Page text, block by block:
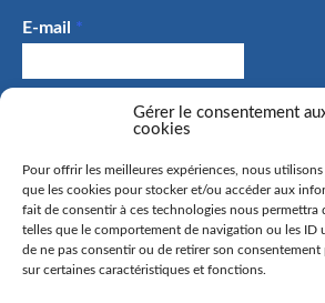
Gérer le consentement
cookies
Pour offrir les meilleures expériences, nous
que les cookies pour stocker et/ou accéder aux
fait de consentir à ces technologies nous permettra
telles que le comportement de navigation ou les ID
de ne pas consentir ou de retirer son
sur certaines caractéristiques et fonctions.
E-mail *
J'accepte de recevoir des e-mails
pris connaissance de la politique de
La commune de Hangenbieten
afin de vous envoyer notre lettre